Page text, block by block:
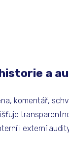
a
komentář,
i externí